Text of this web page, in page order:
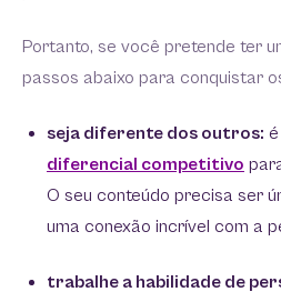
Portanto, se você pretende ter
passos abaixo para conquistar
seja diferente dos outros:
diferencial competitivo
O seu conteúdo precisa ser
uma conexão incrível com a
trabalhe a habilidade de